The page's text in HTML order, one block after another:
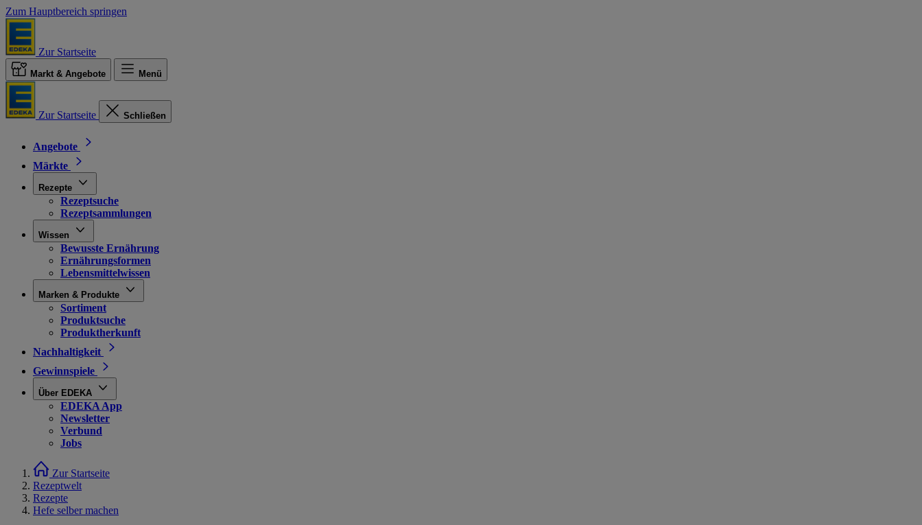
Zum Hauptbereich springen
Zur Startseite
Markt & Angebote Menü
Zur Startseite Schließen
Angebote
Märkte
Rezepte
Rezeptsuche
Rezeptsammlungen
Wissen
Bewusste Ernährung
Ernährungsformen
Lebensmittelwissen
Marken & Produkte
Sortiment
Produktsuche
Produktherkunft
Nachhaltigkeit
Gewinnspiele
Über EDEKA
EDEKA App
Newsletter
Verbund
Jobs
Zur Startseite
Rezeptwelt
Rezepte
Hefe selber machen